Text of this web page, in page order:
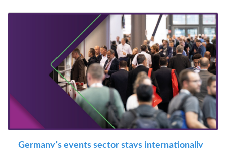
Germany’s events sector stays internationally